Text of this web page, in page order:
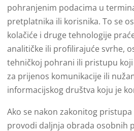
pohranjenim podacima u
pretplatnika ili korisnika. To se
kolačiće i druge tehnologije
analitičke ili profilirajuće svrhe,
tehničkoj pohrani ili pristupu
za prijenos komunikacije ili
informacijskog društva koju je
Ako se nakon zakonitog
provodi daljnja obrada osobnih